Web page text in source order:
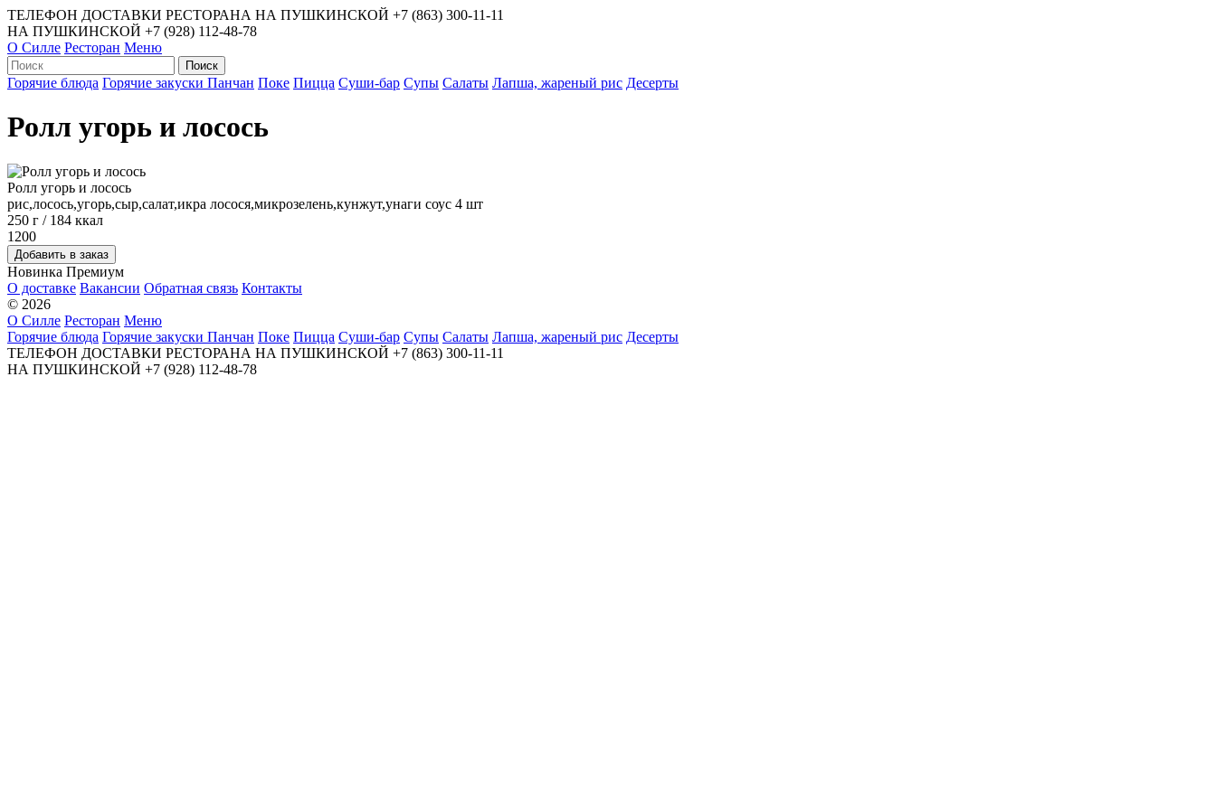
ТЕЛЕФОН ДОСТАВКИ РЕСТОРАНА НА ПУШКИНСКОЙ +7 (863) 300-11-11
НА ПУШКИНСКОЙ +7 (928) 112-48-78
О Силле Ресторан Меню
Горячие блюда Горячие закуски Панчан Поке Пицца Суши-бар Супы Салаты Лапша, жареный рис Десерты
Ролл угорь и лосось
Ролл угорь и лосось
рис,лосось,угорь,сыр,салат,икра лосося,микрозелень,кунжут,унаги соус 4 шт
250 г / 184 ккал
1200
Новинка Премиум
О доставке Вакансии Обратная связь Контакты
© 2026
О Силле Ресторан Меню
Горячие блюда Горячие закуски Панчан Поке Пицца Суши-бар Супы Салаты Лапша, жареный рис Десерты
ТЕЛЕФОН ДОСТАВКИ РЕСТОРАНА НА ПУШКИНСКОЙ +7 (863) 300-11-11
НА ПУШКИНСКОЙ +7 (928) 112-48-78